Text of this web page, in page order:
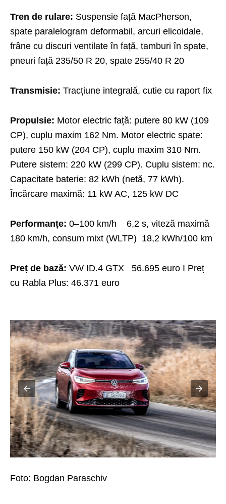
Tren de rulare: Suspensie față MacPherson,
spate paralelogram deformabil, arcuri elicoidale,
frâne cu discuri ventilate în față, tamburi în spate,
pneuri față 235/50 R 20, spate 255/40 R 20
Transmisie: Tracțiune integrală, cutie cu raport fix
Propulsie: Motor electric față: putere 80 kW (109
CP), cuplu maxim 162 Nm. Motor electric spate:
putere 150 kW (204 CP), cuplu maxim 310 Nm.
Putere sistem: 220 kW (299 CP). Cuplu sistem: nc.
Capacitate baterie: 82 kWh (netă, 77 kWh).
Încărcare maximă: 11 kW AC, 125 kW DC
Performanțe: 0–100 km/h 6,2 s, viteză maximă
180 km/h, consum mixt (WLTP) 18,2 kWh/100 km
Preț de bază: VW ID.4 GTX 56.695 euro I Preț
cu Rabla Plus: 46.371 euro
Foto: Bogdan Paraschiv